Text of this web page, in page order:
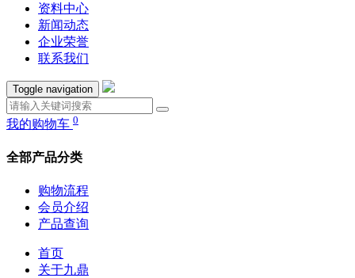
资料中心
新闻动态
企业荣誉
联系我们
Toggle navigation
我的购物车 0
全部产品分类
购物流程
会员介绍
产品查询
首页
关于九鼎